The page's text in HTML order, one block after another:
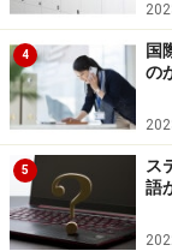
4
国
の
5
ス
語